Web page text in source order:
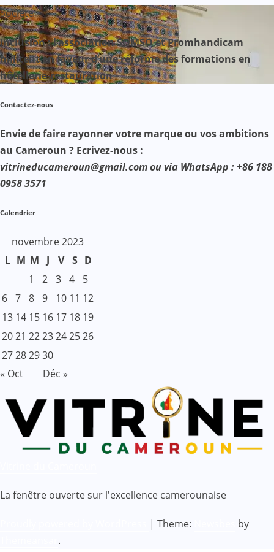
Société
Inclusion : l’association SOMSO et Promhandicam
militent en faveur d’une réforme des formations en
hôtellerie-restauration
Contactez-nous
Envie de faire rayonner votre marque ou vos ambitions
au Cameroun ? Ecrivez-nous :
vitrineducameroun@gmail.com ou via WhatsApp : +86 188
0958 3571
Calendrier
novembre 2023
L M M J V S D
1
2 3 4
5
6 7 8 9 10 11 12
13 14 15 16 17 18 19
2021 2223242526
27282930
« Oct
Déc »
La fenêtre ouverte sur l'excellence camerounaise
| Theme:
by
.